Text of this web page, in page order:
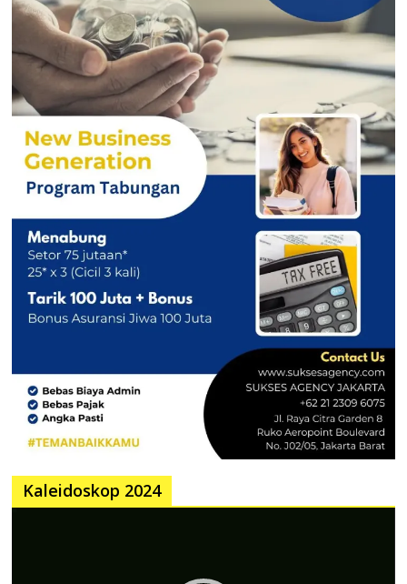
Kaleidoskop 2024